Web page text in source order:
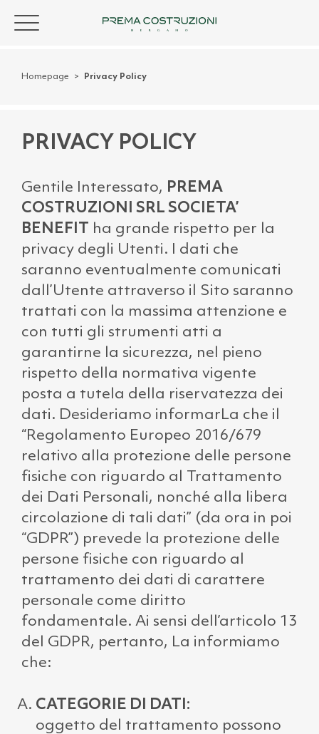
Homepage > Privacy Policy
PRIVACY POLICY
Gentile Interessato, PREMA
COSTRUZIONI SRL SOCIETA’
BENEFIT
ha grande rispetto per la
privacy degli Utenti. I dati che
saranno eventualmente comunicati
dall’Utente attraverso il Sito saranno
trattati con la massima attenzione e
con tutti gli strumenti atti a
garantirne la sicurezza, nel pieno
rispetto della normativa vigente
posta a tutela della riservatezza dei
dati. Desideriamo informarLa che il
“Regolamento Europeo 2016/679
relativo alla protezione delle persone
fisiche con riguardo al Trattamento
dei Dati Personali, nonché alla libera
circolazione di tali dati” (da ora in poi
“GDPR”) prevede la protezione delle
persone fisiche con riguardo al
trattamento dei dati di carattere
personale come diritto
fondamentale. Ai sensi dell’articolo 13
del GDPR, pertanto, La informiamo
che:
CATEGORIE DI DATI:
oggetto del trattamento possono